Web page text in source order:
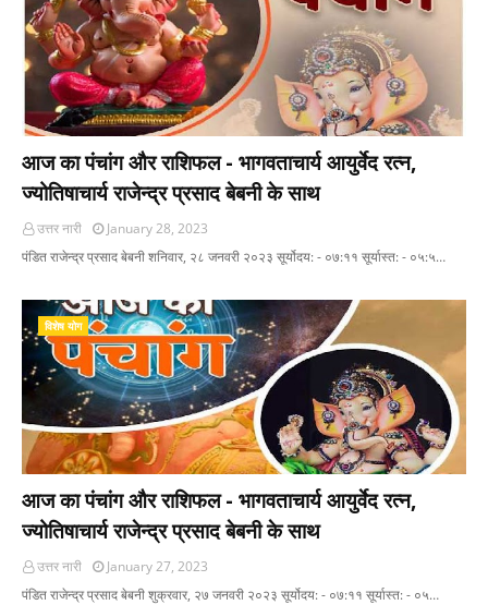
आज का पंचांग और राशिफल - भागवताचार्य आयुर्वेद रत्न,
ज्योतिषाचार्य राजेन्द्र प्रसाद बेबनी के साथ
उत्तर नारी
January 28, 2023
पंडित राजेन्द्र प्रसाद बेबनी शनिवार, २८ जनवरी २०२३ सूर्योदय: - ०७:११ सूर्यास्त: - ०५:५…
विशेष योग
आज का पंचांग और राशिफल - भागवताचार्य आयुर्वेद रत्न,
ज्योतिषाचार्य राजेन्द्र प्रसाद बेबनी के साथ
उत्तर नारी
January 27, 2023
पंडित राजेन्द्र प्रसाद बेबनी शुक्रवार, २७ जनवरी २०२३ सूर्योदय: - ०७:११ सूर्यास्त: - ०५…